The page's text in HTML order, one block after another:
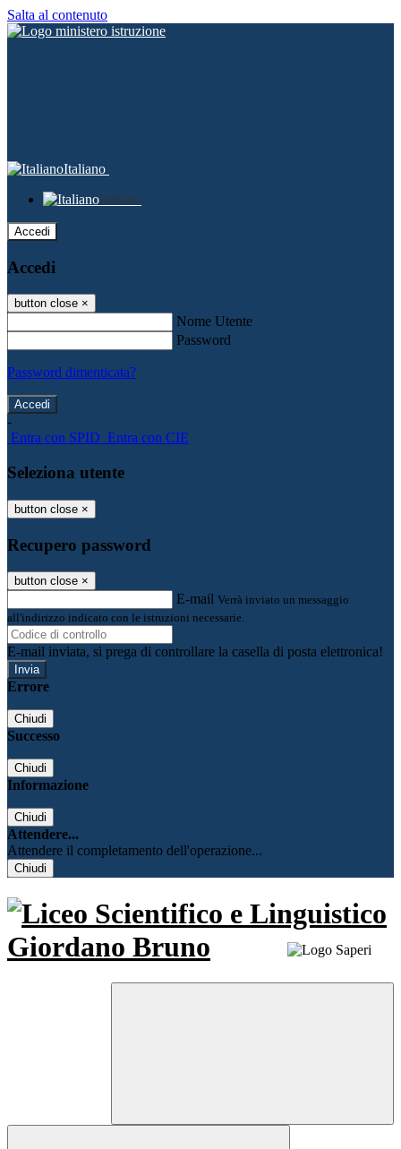
Salta al contenuto
Italiano
Italiano
Accedi
Accedi
button close ×
Nome Utente
Password
Password dimenticata?
-
Entra con SPID Entra con CIE
Seleziona utente
button close ×
Recupero password
button close ×
E-mail Verrà inviato un messaggio
all'indirizzo indicato con le istruzioni necessarie.
E-mail inviata, si prega di controllare la casella di posta elettronica!
Errore
Chiudi
Successo
Chiudi
Informazione
Chiudi
Attendere...
Attendere il completamento dell'operazione...
Chiudi